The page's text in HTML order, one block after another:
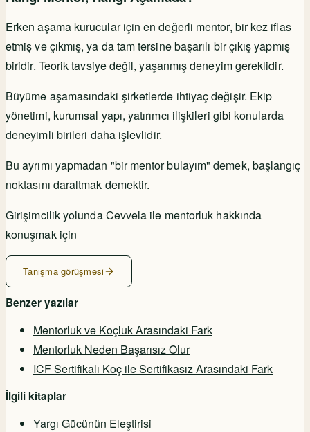
Erken aşama kurucular için en değerli mentor, bir kez iflas
etmiş ve çıkmış, ya da tam tersine başarılı bir çıkış yapmış
biridir. Teorik tavsiye değil, yaşanmış deneyim gereklidir.
Büyüme aşamasındaki şirketlerde ihtiyaç değişir. Ekip
yönetimi, kurumsal yapı, yatırımcı ilişkileri gibi konularda
deneyimli birileri daha işlevlidir.
Bu ayrımı yapmadan "bir mentor bulayım" demek, başlangıç
noktasını daraltmak demektir.
Girişimcilik yolunda Cevvela ile mentorluk hakkında
konuşmak için
Tanışma görüşmesi
Benzer yazılar
Mentorluk ve Koçluk Arasındaki Fark
Mentorluk Neden Başarısız Olur
ICF Sertifikalı Koç ile Sertifikasız Arasındaki Fark
İlgili kitaplar
Yargı Gücünün Eleştirisi